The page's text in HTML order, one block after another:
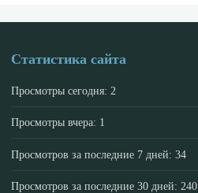
Статистика сайта
Просмотры сегодня: 2
Просмотры вчера: 1
Просмотров за последние 7 дней:34
Просмотров за последние 30 дней: 240